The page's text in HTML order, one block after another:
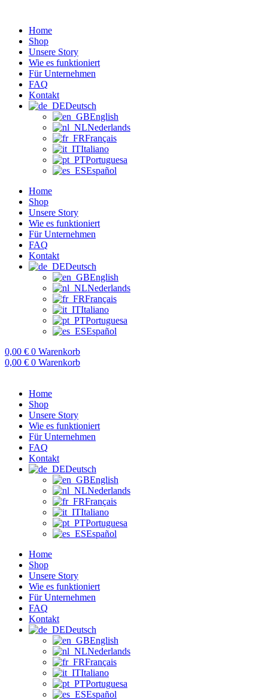
wechselnHome
Shop
Unsere Story
Wie es funktioniert
Für Unternehmen
FAQ
Kontakt
Deutsch
English
Nederlands
Français
Italiano
Portuguesa
Español
Home
Shop
Unsere Story
Wie es funktioniert
Für Unternehmen
FAQ
Kontakt
Deutsch
English
Nederlands
Français
Italiano
Portuguesa
Español
0,00 € 0 Warenkorb
0,00 € 0 Warenkorb
Home
Shop
Unsere Story
Wie es funktioniert
Für Unternehmen
FAQ
Kontakt
Deutsch
English
Nederlands
Français
Italiano
Portuguesa
Español
Home
Shop
Unsere Story
Wie es funktioniert
Für Unternehmen
FAQ
Kontakt
Deutsch
English
Nederlands
Français
Italiano
Portuguesa
Español